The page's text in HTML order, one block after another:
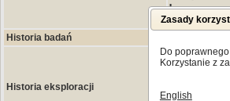
się
samej
strony
Historia badań
Historia eksploracji
na to,
Zasady
Do
Korzystanie z
English